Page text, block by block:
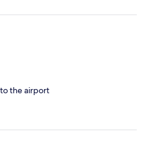
the airport